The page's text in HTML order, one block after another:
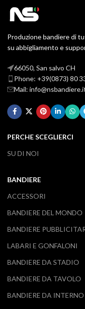
Produzione bandiere di
su abbigliamento e
66050, San salvo CH
Phone: +39(0873) 80
Mail:
PERCHE SCEGLIERCI
SU DI NOI
BANDIERE
ACCESSORI
BANDIERE DEL MONDO
BANDIERE
LABARI E GONFALONI
BANDIERE DA STADIO
BANDIERE DA TAVOLO
BANDIERE DA INTERNO